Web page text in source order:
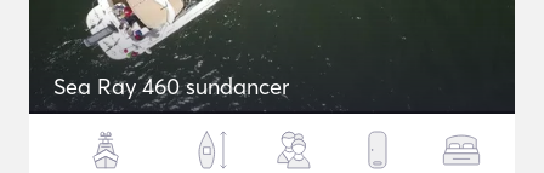
Sea Ray 460 sundancer